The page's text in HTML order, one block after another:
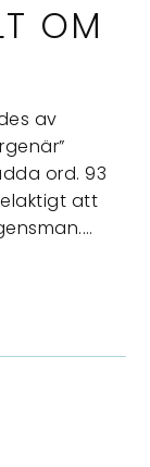
OM
av
ord. 93
att